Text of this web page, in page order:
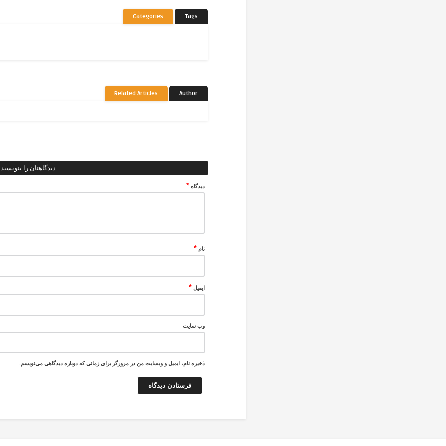
Categories Tags
Related Articles Author
دیدگاهتان را بنویسید
دیدگاه*
نام*
ایمیل*
وب‌ سایت
ذخیره نام، ایمیل و وبسایت من در مرورگر برای زمانی که دوباره دیدگاهی می‌نویسم.